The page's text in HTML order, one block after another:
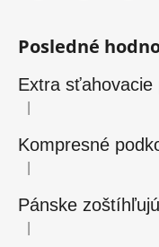
Posledné
Extra sťahovacie
Hodnotenie produktu
Hodnotenie produktu
Pánske
Hodnotenie produktu